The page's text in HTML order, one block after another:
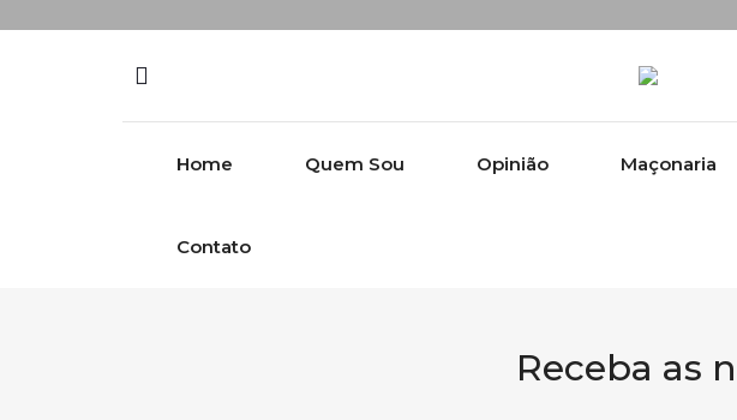
Home Quem Sou Opinião Maçonaria
Contato
Receba as